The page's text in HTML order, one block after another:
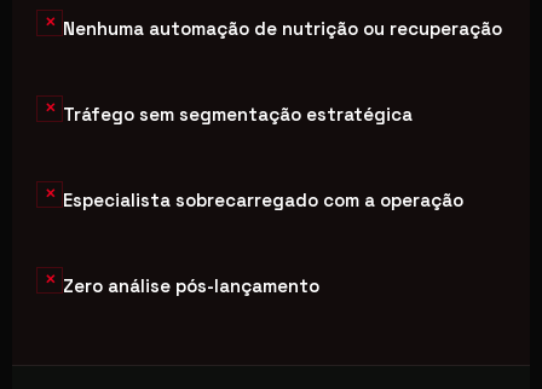
✕ Nenhuma automação de nutrição ou recuperação
✕ Tráfego sem segmentação estratégica
✕ Especialista sobrecarregado com a operação
✕ Zero análise pós-lançamento